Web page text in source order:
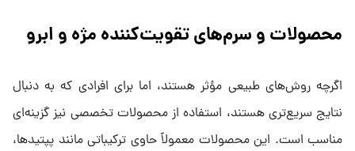
محصولات و سرم‌های تقویت‌کننده مژه و ابرو
اگرچه روش‌های طبیعی مؤثر هستند، اما برای افرادی که به دنبال
نتایج سریع‌تری هستند، استفاده از محصولات تخصصی نیز گزینه‌ای
مناسب است. این محصولات معمولاً حاوی ترکیباتی مانند پپتیدها،